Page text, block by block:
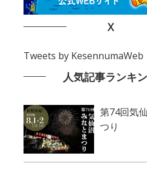
X
Tweets by KesennumaWeb
人気記事ランキ
第74回気
つり